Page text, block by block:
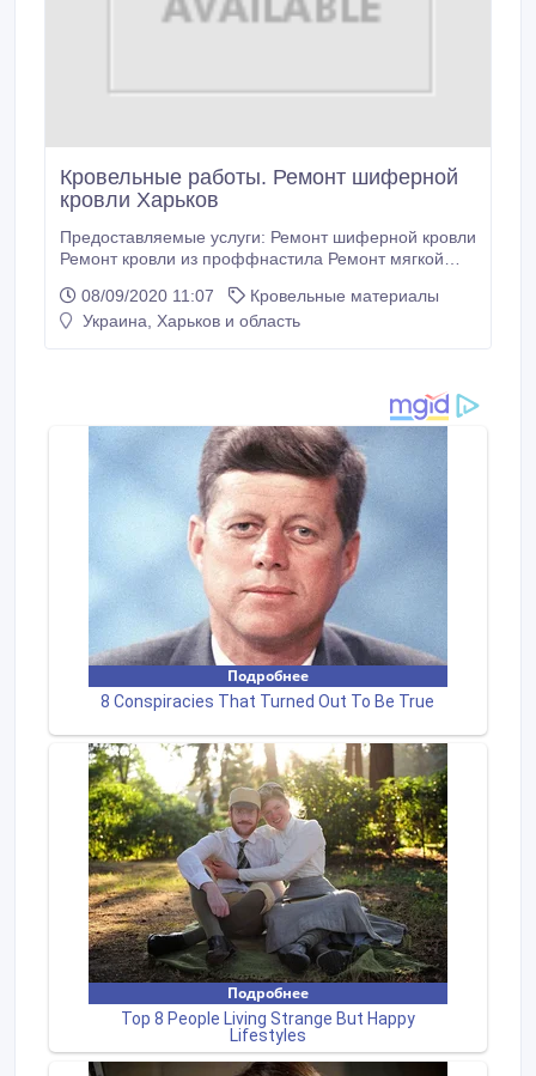
Кровельные работы. Ремонт шиферной
кровли Харьков
Предоставляемые услуги: Ремонт шиферной кровли
Ремонт кровли из проффнастила Ремонт мягкой
балкона Чистка снега с крыш Сбивание сосулек и
наледи Работаем круглый год, зимой и летом
08/09/2020 11:07
Кровельные материалы
Украина, Харьков и область